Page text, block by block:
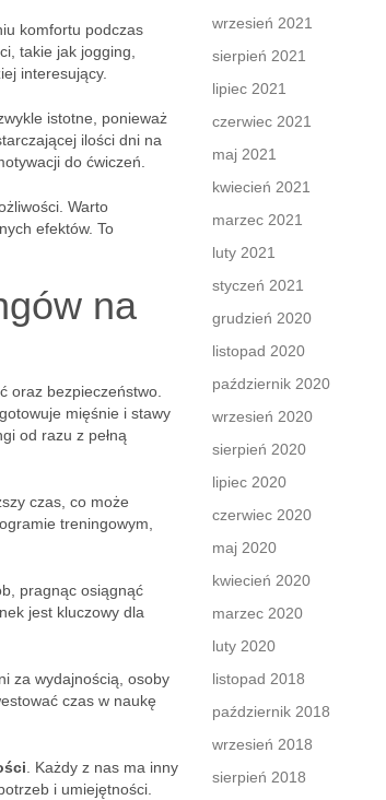
komfortu podczas
takie jak jogging,
interesujący.
istotne, ponieważ
ilości dni na
do ćwiczeń.
Warto
efektów. To
na
oraz bezpieczeństwo.
mięśnie i stawy
od razu z pełną
czas, co może
treningowym,
pragnąc osiągnąć
jest kluczowy dla
za wydajnością, osoby
czas w naukę
. Każdy z nas ma inny
i umiejętności.
wrzesień 2021
sierpień 2021
lipiec 2021
czerwiec 2021
maj 2021
kwiecień 2021
marzec 2021
luty 2021
styczeń 2021
grudzień 2020
listopad 2020
październik 2020
wrzesień 2020
sierpień 2020
lipiec 2020
czerwiec 2020
maj 2020
kwiecień 2020
marzec 2020
luty 2020
listopad 2018
październik 2018
wrzesień 2018
sierpień 2018